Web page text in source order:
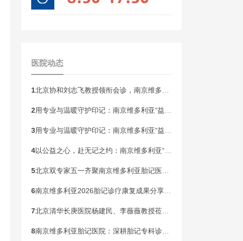
医院动态
1北京协和刘志飞教授领衔会诊，南京维多利亚胎记开启“无记童年·胎记血管瘤公益祛记”健康行动！
2用专业与温暖守护印记：南京维多利亚“益心护航”胎记患者皮肤健康关爱计划即将启动
3用专业与温暖守护印记：南京维多利亚“益心护航”胎记患者皮肤健康关爱计划即将启动
4以公益之心，赴无记之约：南京维多利亚“无记人生”胎记精准诊疗帮扶计划本周末启动！
5北京双专家五一齐聚南京维多利亚胎记医院！开展京宁专家联合会诊
6南京维多利亚2026胎记诊疗康复成果分享会，共同见证康复新生
7北京清华长庚医院杨建民、李薇薇教授莅临南京维多利亚，国庆黄金周盛大开启胎记专病联合会诊！
8南京维多利亚胎记医院：深耕胎记专科诊疗，构建全龄健康管理新范式